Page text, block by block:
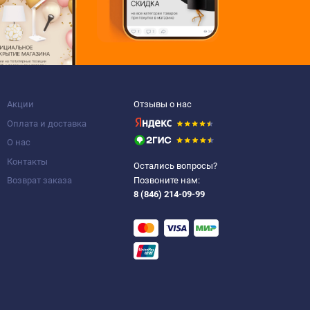
Акции
Оплата и доставка
О нас
Контакты
Возврат заказа
Отзывы о нас
Остались вопросы?
Позвоните нам:
8 (846) 214-09-99